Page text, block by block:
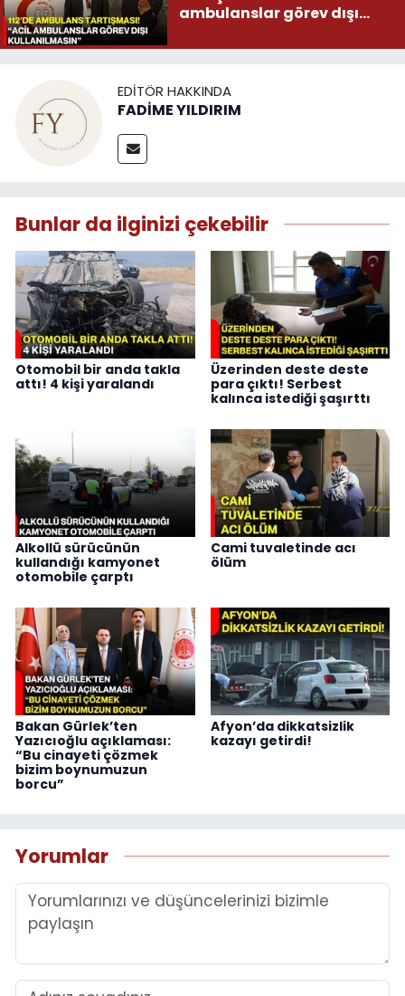
ambulanslar görev dışı
EDITÖR HAKKINDA
FADİME YILDIRIM
Bunlar da ilginizi çekebilir
Otomobil bir anda takla
attı! 4 kişi yaralandı
Üzerinden deste deste
para çıktı! Serbest
kalınca istediği şaşırttı
Alkollü sürücünün
kullandığı kamyonet
otomobile çarptı
Cami tuvaletinde acı
ölüm
Bakan Gürlek’ten
Yazıcıoğlu açıklaması:
“Bu cinayeti çözmek
bizim boynumuzun
borcu”
Afyon’da dikkatsizlik
kazayı getirdi!
Yorumlar